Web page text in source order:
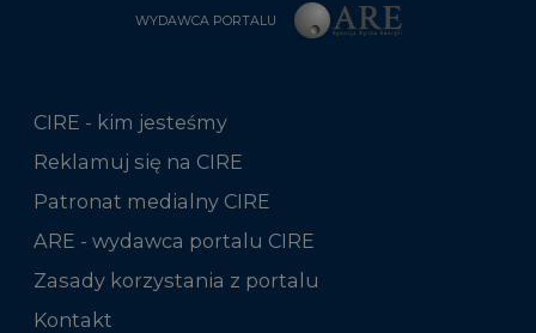
WYDAWCA PORTALU
CIRE - kim jesteśmy
Reklamuj się na CIRE
Patronat medialny CIRE
ARE - wydawca portalu CIRE
Zasady korzystania z portalu
Kontakt